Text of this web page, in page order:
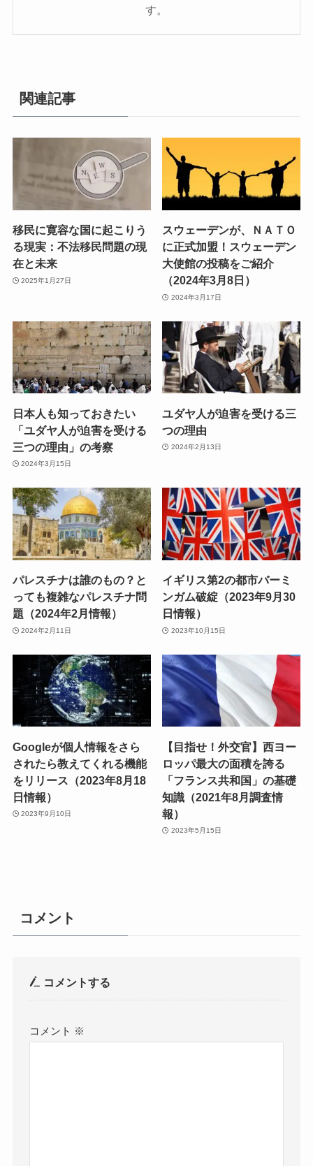
す。
関連記事
移民に寛容な国に起こりう
る現実：不法移民問題の現
在と未来
2025年1月27日
スウェーデンが、ＮＡＴＯ
に正式加盟！スウェーデン
大使館の投稿をご紹介
（2024年3月8日）
2024年3月17日
日本人も知っておきたい
「ユダヤ人が迫害を受ける
三つの理由」の考察
2024年3月15日
ユダヤ人が迫害を受ける三
つの理由
2024年2月13日
パレスチナは誰のもの？と
っても複雑なパレスチナ問
題（2024年2月情報）
2024年2月11日
イギリス第2の都市バーミ
ンガム破綻（2023年9月30
日情報）
2023年10月15日
Googleが個人情報をさら
されたら教えてくれる機能
をリリース（2023年8月18
日情報）
2023年9月10日
【目指せ！外交官】西ヨー
ロッパ最大の面積を誇る
「フランス共和国」の基礎
知識（2021年8月調査情
報）
2023年5月15日
コメント
コメントする
コメント ※